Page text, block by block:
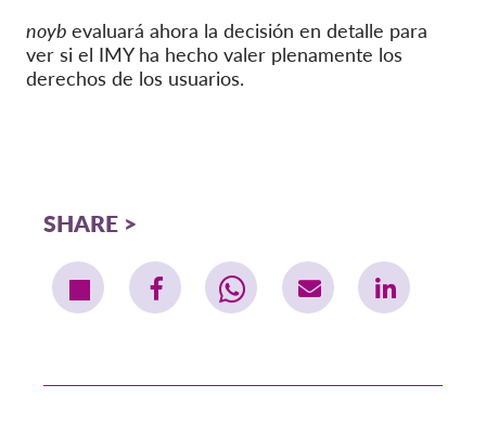
noyb evaluará ahora la decisión en detalle para
ver si el IMY ha hecho valer plenamente los
derechos de los usuarios.
SHARE